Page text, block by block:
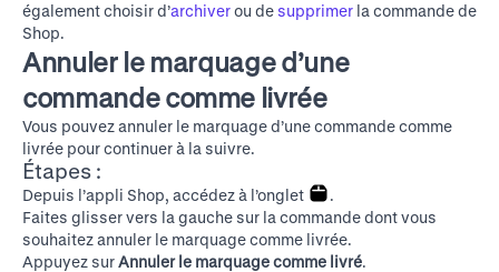
également choisir d’archiverou de supprimer la commande de
Shop.
Annuler le marquage d’une
commande comme livrée
Vous pouvez annuler le marquage d’une commande comme
livrée pour continuer à la suivre.
Étapes :
Depuis l’appli Shop, accédez à l’onglet
.
Faites glisser vers la gauche sur la commande dont vous
souhaitez annuler le marquage comme livrée.
Appuyez surAnnuler le marquage comme livré.